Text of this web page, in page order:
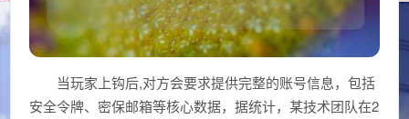
当玩家上钩后,对方会要求提供完整的账号信息，包括
安全令牌、密保邮箱等核心数据，据统计，某技术团队在2